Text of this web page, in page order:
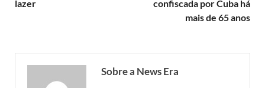
lazer
confiscada por Cuba há
mais de 65 anos
Sobre a News Era